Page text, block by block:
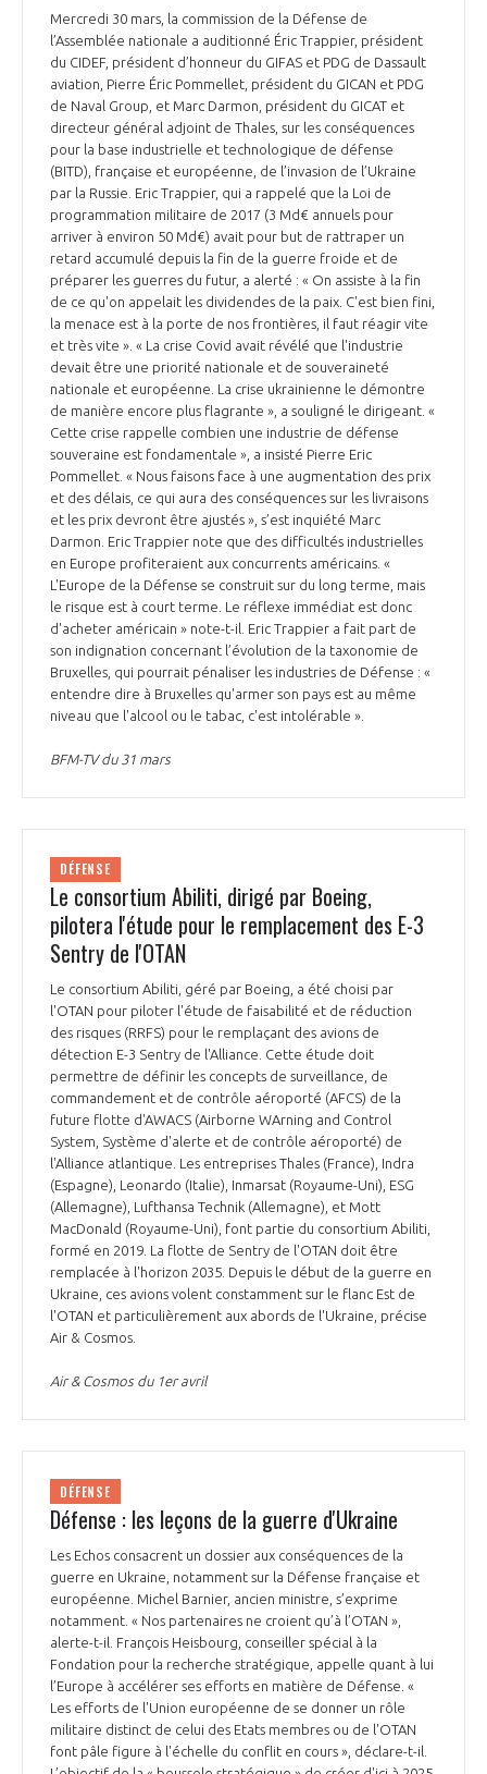
Mercredi 30 mars, la commission de la Défense de
l’Assemblée nationale a auditionné Éric Trappier, président
du CIDEF, président d’honneur du GIFAS et PDG de Dassault
aviation, Pierre Éric Pommellet, président du GICAN et PDG
de Naval Group, et Marc Darmon, président du GICAT et
directeur général adjoint de Thales, sur les conséquences
pour la base industrielle et technologique de défense
(BITD), française et européenne, de l’invasion de l’Ukraine
par la Russie. Eric Trappier, qui a rappelé que la Loi de
programmation militaire de 2017 (3 Md€ annuels pour
arriver à environ 50 Md€) avait pour but de rattraper un
retard accumulé depuis la fin de la guerre froide et de
préparer les guerres du futur, a alerté : « On assiste à la fin
de ce qu'on appelait les dividendes de la paix. C'est bien fini,
la menace est à la porte de nos frontières, il faut réagir vite
et très vite ». « La crise Covid avait révélé que l'industrie
devait être une priorité nationale et de souveraineté
nationale et européenne. La crise ukrainienne le démontre
de manière encore plus flagrante », a souligné le dirigeant. «
Cette crise rappelle combien une industrie de défense
souveraine est fondamentale », a insisté Pierre Eric
Pommellet. « Nous faisons face à une augmentation des prix
et des délais, ce qui aura des conséquences sur les livraisons
et les prix devront être ajustés », s’est inquiété Marc
Darmon. Eric Trappier note que des difficultés industrielles
en Europe profiteraient aux concurrents américains. «
L'Europe de la Défense se construit sur du long terme, mais
le risque est à court terme. Le réflexe immédiat est donc
d'acheter américain » note-t-il. Eric Trappier a fait part de
son indignation concernant l’évolution de la taxonomie de
Bruxelles, qui pourrait pénaliser les industries de Défense : «
entendre dire à Bruxelles qu'armer son pays est au même
niveau que l'alcool ou le tabac, c'est intolérable ».
BFM-TV du 31 mars
DÉFENSE
Le consortium Abiliti, dirigé par Boeing,
pilotera l'étude pour le remplacement des E-3
Sentry de l'OTAN
Le consortium Abiliti, géré par Boeing, a été choisi par
l'OTAN pour piloter l'étude de faisabilité et de réduction
des risques (RRFS) pour le remplaçant des avions de
détection E-3 Sentry de l'Alliance. Cette étude doit
permettre de définir les concepts de surveillance, de
commandement et de contrôle aéroporté (AFCS) de la
future flotte d'AWACS (Airborne WArning and Control
System, Système d'alerte et de contrôle aéroporté) de
l'Alliance atlantique. Les entreprises Thales (France), Indra
(Espagne), Leonardo (Italie), Inmarsat (Royaume-Uni), ESG
(Allemagne), Lufthansa Technik (Allemagne), et Mott
MacDonald (Royaume-Uni), font partie du consortium Abiliti,
formé en 2019. La flotte de Sentry de l'OTAN doit être
remplacée à l'horizon 2035. Depuis le début de la guerre en
Ukraine, ces avions volent constamment sur le flanc Est de
l'OTAN et particulièrement aux abords de l'Ukraine, précise
Air & Cosmos.
Air & Cosmos du 1er avril
DÉFENSE
Défense : les leçons de la guerre d'Ukraine
Les Echos consacrent un dossier aux conséquences de la
guerre en Ukraine, notamment sur la Défense française et
européenne. Michel Barnier, ancien ministre, s’exprime
notamment. « Nos partenaires ne croient qu’à l’OTAN »,
alerte-t-il. François Heisbourg, conseiller spécial à la
Fondation pour la recherche stratégique, appelle quant à lui
l’Europe à accélérer ses efforts en matière de Défense. «
Les efforts de l'Union européenne de se donner un rôle
militaire distinct de celui des Etats membres ou de l'OTAN
font pâle figure à l'échelle du conflit en cours », déclare-t-il.